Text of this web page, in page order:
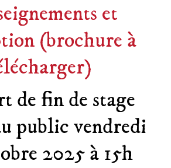
et
(brochure à
de fin de stage
public vendredi
2025 à 15h